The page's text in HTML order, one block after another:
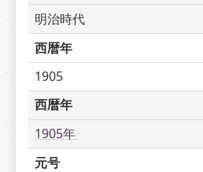
明治時代
西暦年
1905
西暦年
1905年
元号